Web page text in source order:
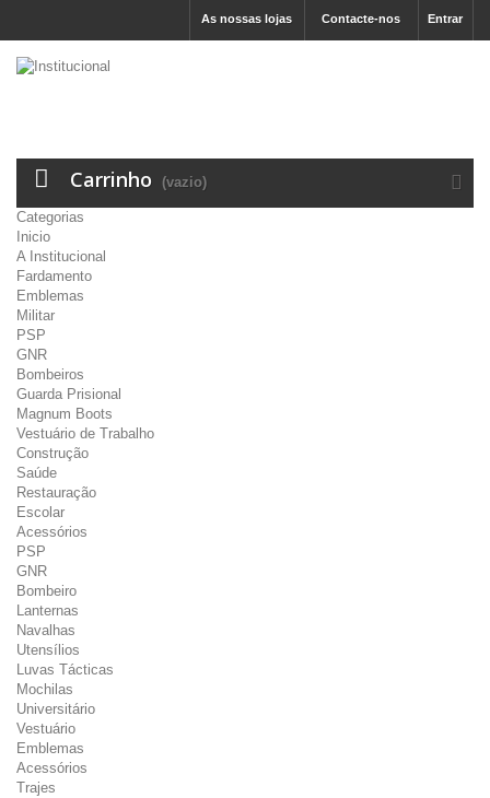
Entrar
Contacte-nos
As nossas lojas
Carrinho (vazio)
Categorias
Inicio
A Institucional
Fardamento
Emblemas
Militar
PSP
GNR
Bombeiros
Guarda Prisional
Magnum Boots
Vestuário de Trabalho
Construção
Saúde
Restauração
Escolar
Acessórios
PSP
GNR
Bombeiro
Lanternas
Navalhas
Utensílios
Luvas Tácticas
Mochilas
Universitário
Vestuário
Emblemas
Acessórios
Trajes